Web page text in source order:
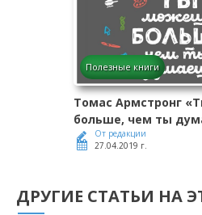
Полезные книги
Томас Армстронг
больше, чем ты
От редакции
27.04.2019 г.
ДРУГИЕ СТАТЬИ НА